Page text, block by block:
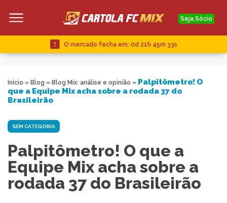
Seja Sócio
O mercado fecha em: 0d 21h 45m 32s
Início » Blog » Blog Mix: análise e opinião » Palpitômetro! O
que a Equipe Mix acha sobre a rodada 37 do
Brasileirão
SEM CATEGORIA
Palpitômetro! O que a
Equipe Mix acha sobre a
rodada 37 do Brasileirão